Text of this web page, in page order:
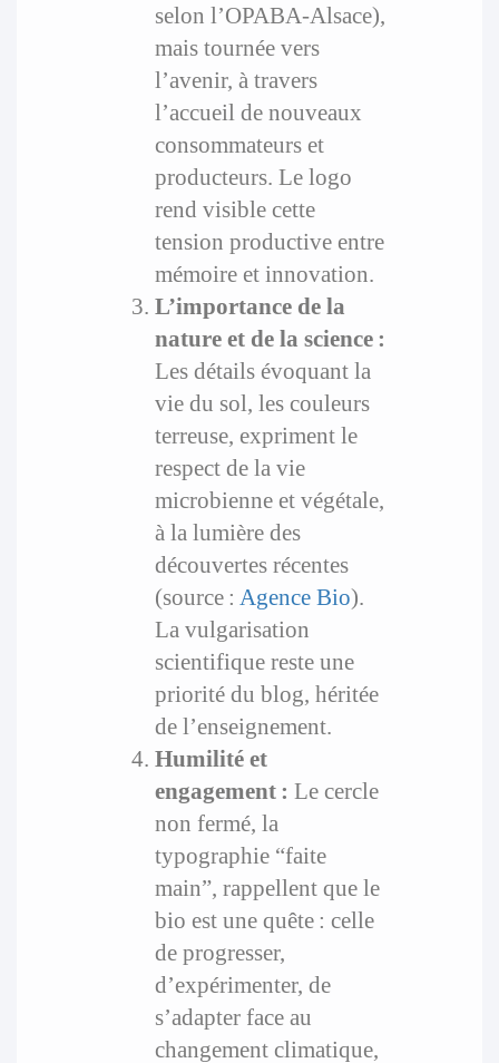
selon l’OPABA-Alsace),
mais tournée vers
l’avenir, à travers
l’accueil de nouveaux
consommateurs et
producteurs. Le logo
rend visible cette
tension productive entre
mémoire et innovation.
L’importance de la
nature et de la science :
Les détails évoquant la
vie du sol, les couleurs
terreuse, expriment le
respect de la vie
microbienne et végétale,
à la lumière des
découvertes récentes
(source : Agence Bio).
La vulgarisation
scientifique reste une
priorité du blog, héritée
de l’enseignement.
Humilité et
engagement : Le cercle
non fermé, la
typographie “faite
main”, rappellent que le
bio est une quête : celle
de progresser,
d’expérimenter, de
s’adapter face au
changement climatique,